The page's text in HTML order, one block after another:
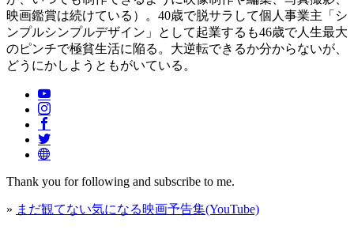
映画鑑賞は続けている）。40歳で脱サラして個人事業主「シ
ンプルシンプルデザイン」として起業するも46歳で人生最大
のピンチで極貧生活に陥る。大逆転できるか分からないが、
どうにかしようともがいている。
Thank you for following and subscribe to me.
» まだ観てない気になる映画予告集(YouTube)